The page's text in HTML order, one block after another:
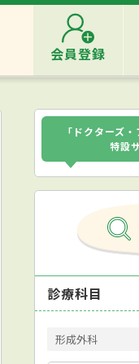
会員登録
「ドクターズ
特設
診療科目
形成外科